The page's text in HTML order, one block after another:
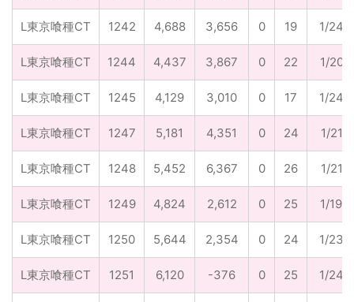
L東京喰種CT 1242 4,688 3,656 0 19 1/247
L東京喰種CT 1244 4,437 3,867 0 22 1/202
L東京喰種CT 1245 4,129 3,010 0 17 1/243
L東京喰種CT 1247 5,181 4,351 0 24 1/216
L東京喰種CT 1248 5,452 6,367 0 26 1/210
L東京喰種CT 1249 4,824 2,612 0 25 1/193
L東京喰種CT 1250 5,644 2,354 0 24 1/235
L東京喰種CT 1251 6,120 -376 0 25 1/245